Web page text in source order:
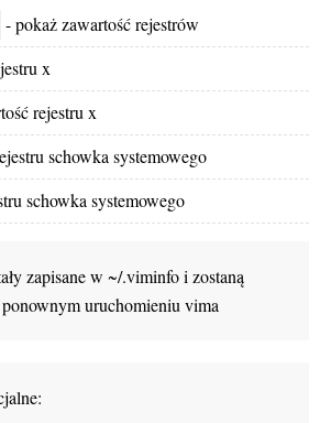
- pokaż zawartość rejestrów
x
rejestru x
schowka systemowego
schowka systemowego
zapisane w ~/.viminfo i zostaną
ponownym uruchomieniu vima